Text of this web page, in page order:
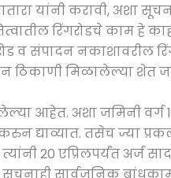
यांनी करावी, अशा
रिंगरोडचे काम हे
व संपादन नकाशावरील
ठिकाणी मिळालेल्या शेत
आहेत. अशा जमिनी
द्याव्यात. तसेच ज्या
20 एप्रिलपर्यंत अर्ज
सार्वजनिक बांधकाम